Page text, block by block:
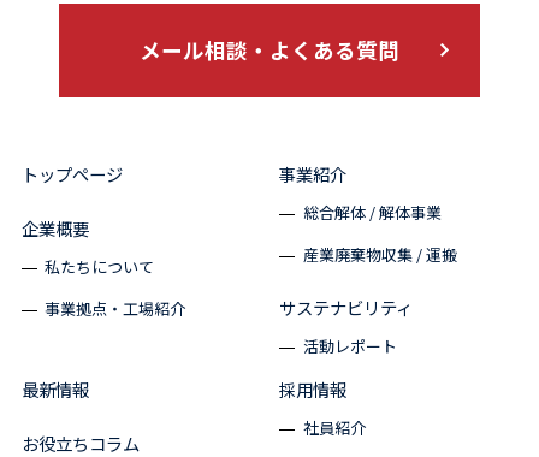
メール相談・よくある質問
トップページ
企業概要
私たちについて
事業拠点・工場紹介
事業紹介
総合解体 / 解体事業
産業廃棄物収集 / 運搬
サステナビリティ
活動レポート
最新情報
お役立ちコラム
採用情報
社員紹介